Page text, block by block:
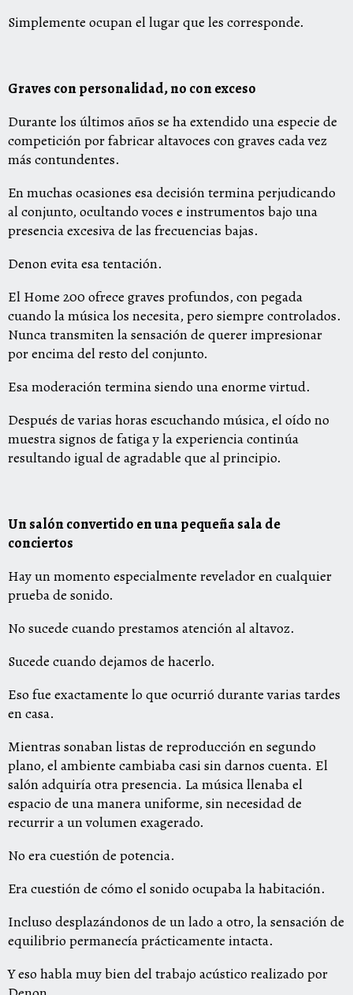
Simplemente ocupan el lugar que les corresponde.
Graves con personalidad, no con exceso
Durante los últimos años se ha extendido una especie de
competición por fabricar altavoces con graves cada vez
más contundentes.
En muchas ocasiones esa decisión termina perjudicando
al conjunto, ocultando voces e instrumentos bajo una
presencia excesiva de las frecuencias bajas.
Denon evita esa tentación.
El Home 200 ofrece graves profundos, con pegada
cuando la música los necesita, pero siempre controlados.
Nunca transmiten la sensación de querer impresionar
por encima del resto del conjunto.
Esa moderación termina siendo una enorme virtud.
Después de varias horas escuchando música, el oído no
muestra signos de fatiga y la experiencia continúa
resultando igual de agradable que al principio.
Un salón convertido en una pequeña sala de
conciertos
Hay un momento especialmente revelador en cualquier
prueba de sonido.
No sucede cuando prestamos atención al altavoz.
Sucede cuando dejamos de hacerlo.
Eso fue exactamente lo que ocurrió durante varias tardes
en casa.
Mientras sonaban listas de reproducción en segundo
plano, el ambiente cambiaba casi sin darnos cuenta. El
salón adquiría otra presencia. La música llenaba el
espacio de una manera uniforme, sin necesidad de
recurrir a un volumen exagerado.
No era cuestión de potencia.
Era cuestión de cómo el sonido ocupaba la habitación.
Incluso desplazándonos de un lado a otro, la sensación de
equilibrio permanecía prácticamente intacta.
Y eso habla muy bien del trabajo acústico realizado por